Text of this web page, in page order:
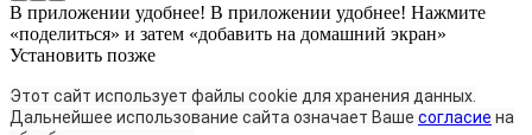
В приложении удобнее! В приложении удобнее! Нажмите
«поделиться» и затем «добавить на домашний экран»
Установить позже
Этот сайт использует файлы cookie для хранения данных.
Дальнейшее использование сайта означает Ваше согласие на